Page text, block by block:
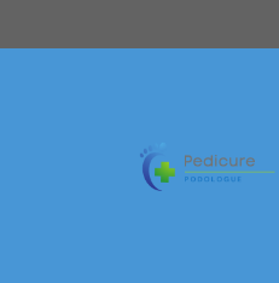
au